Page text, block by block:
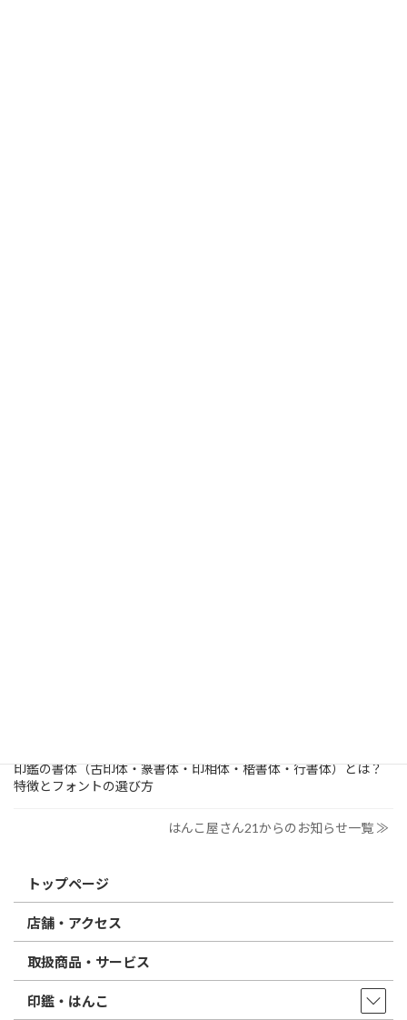
印鑑の書体（古印体・篆書体・印相体・楷書体・行書体）とは？
特徴とフォントの選び方
はんこ屋さん21からのお知らせ一覧 ≫
トップページ
店舗・アクセス
取扱商品・サービス
印鑑・はんこ